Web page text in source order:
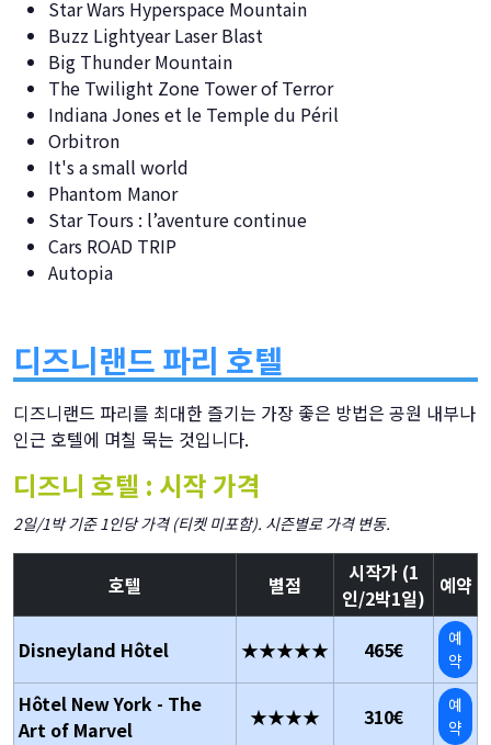
Star Wars Hyperspace Mountain
Buzz Lightyear Laser Blast
Big Thunder Mountain
The Twilight Zone Tower of Terror
Indiana Jones et le Temple du Péril​
Orbitron
It's a small world
Phantom Manor
Star Tours : l’aventure continue
Cars ROAD TRIP
Autopia
디즈니랜드 파리 호텔
디즈니랜드 파리를 최대한 즐기는 가장 좋은 방법은 공원 내부나
인근 호텔에 며칠 묵는 것입니다.
디즈니 호텔 : 시작 가격
2일/1박 기준 1인당 가격 (티켓 미포함). 시즌별로 가격 변동.
호텔 별점
시작가 (1
인/2박1일)
예약
Disneyland Hôtel ★★★★★ 465€
예
약
Hôtel New York - The
Art of Marvel
★★★★ 310€
예
약